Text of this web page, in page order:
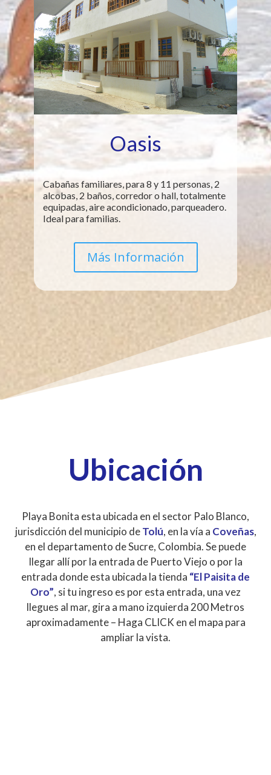
Oasis
Cabañas familiares, para 8 y 11 personas, 2
alcobas, 2 baños, corredor o hall, totalmente
equipadas, aire acondicionado, parqueadero.
Ideal para familias.
Más Información
Ubicación
Playa Bonita esta ubicada en el sector Palo Blanco,
jurisdicción del municipio deTolú, en la vía a Coveñas,
en el departamento de Sucre, Colombia. Se puede
llegar allí por la entrada de Puerto Viejo o por la
entrada donde esta ubicada la tienda “El Paisita de
Oro”, si tu ingreso es por esta entrada, una vez
llegues al mar, gira a mano izquierda 200 Metros
aproximadamente – Haga CLICK en el mapa para
ampliar la vista.